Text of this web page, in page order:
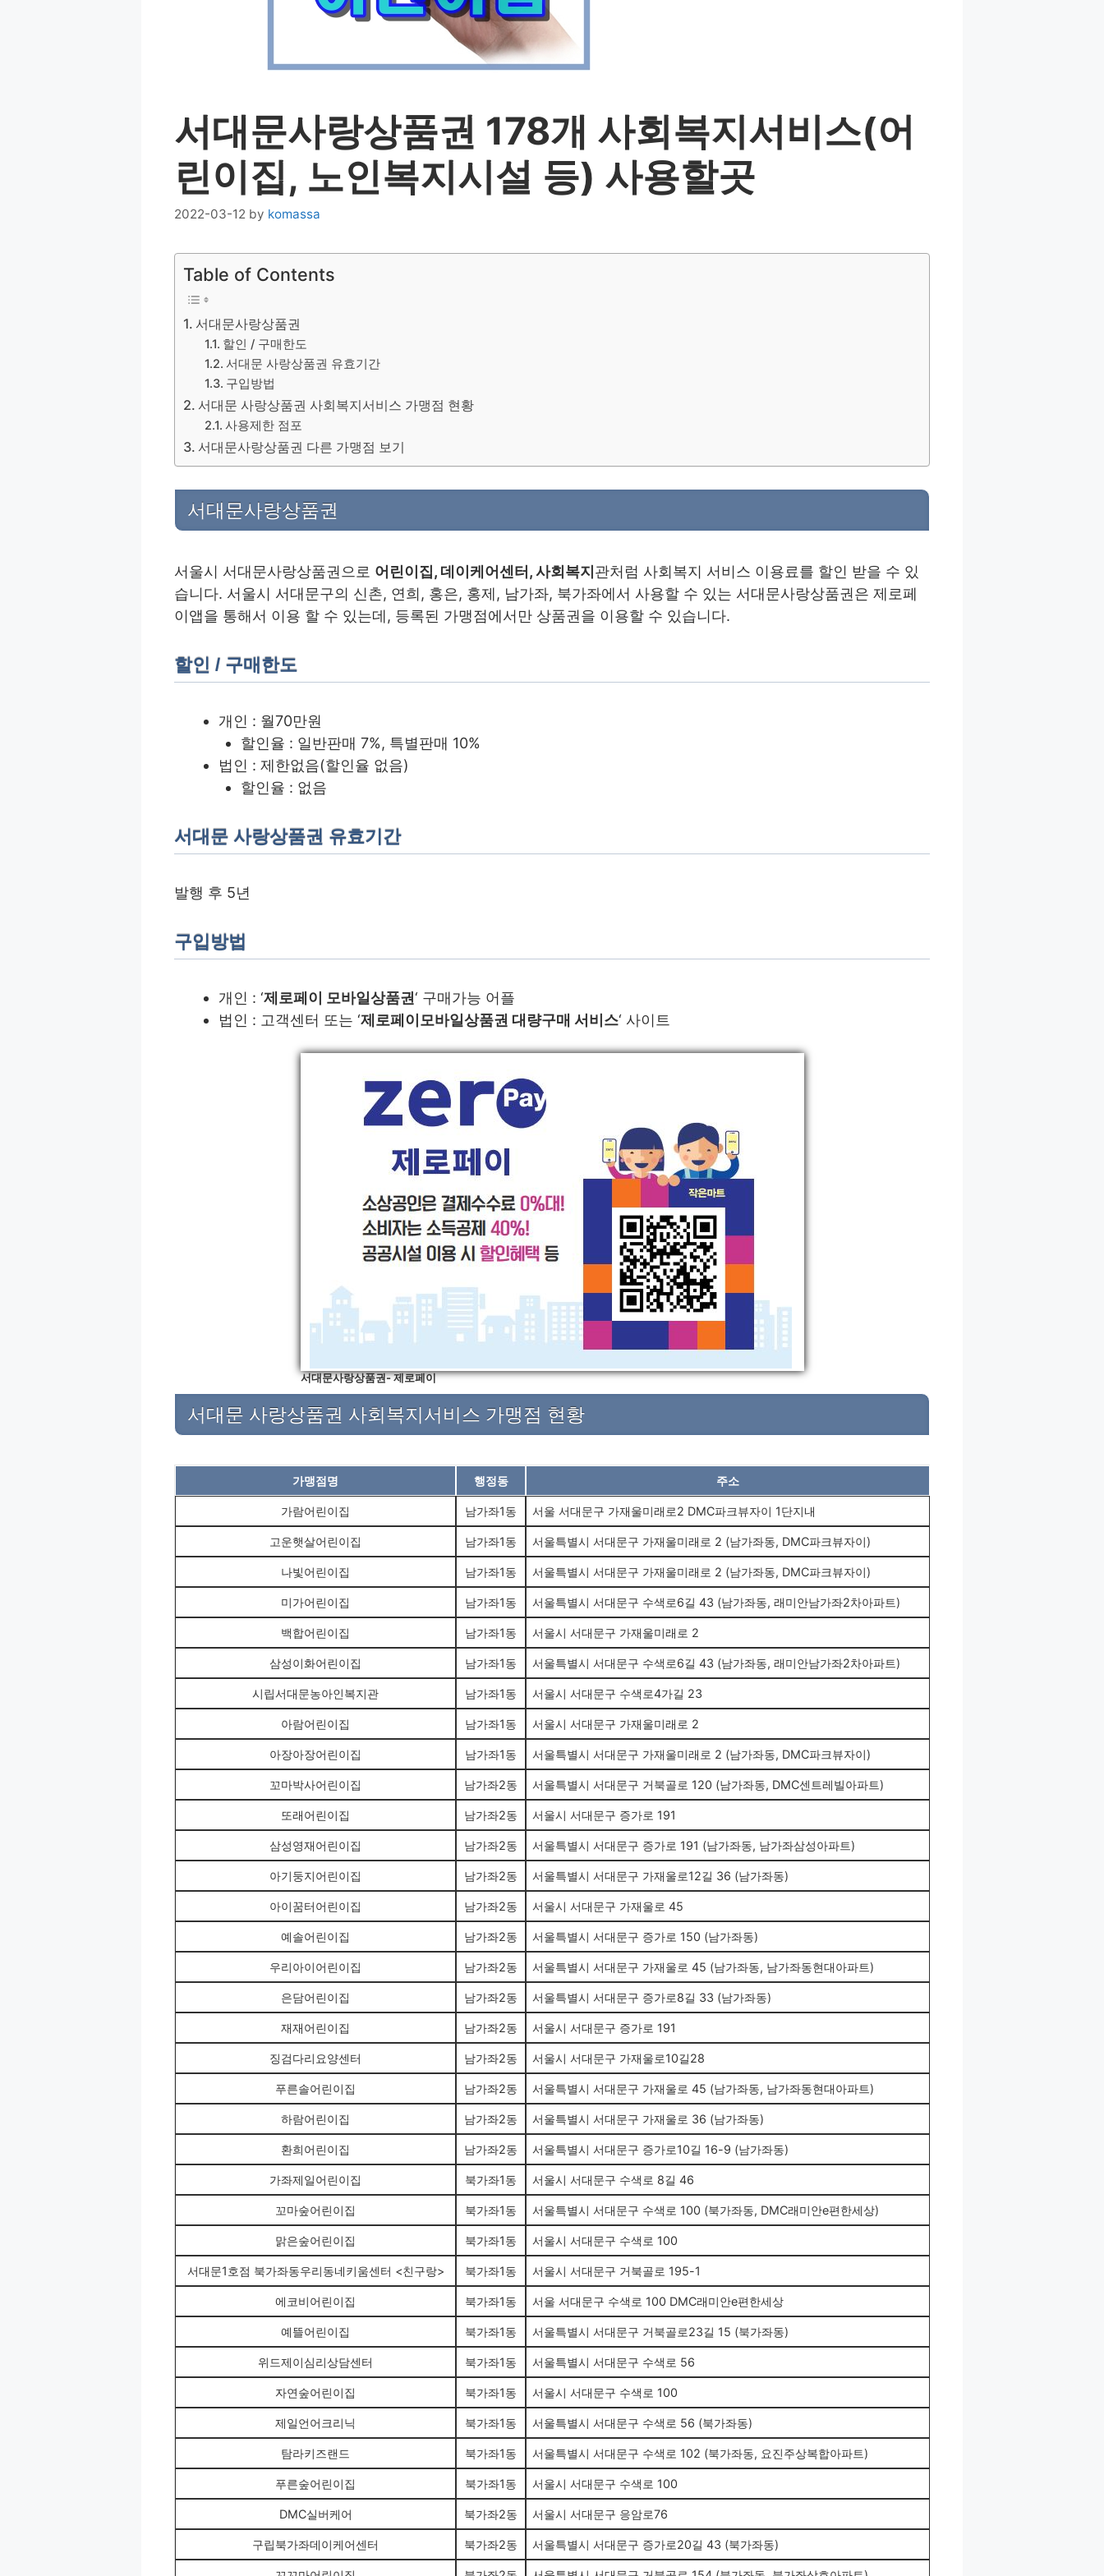
서대문사랑상품권 178개 사회복지서비스(어
린이집, 노인복지시설 등) 사용할곳
2022-03-12 by komassa
Table of Contents
서대문사랑상품권
할인 / 구매한도
서대문 사랑상품권 유효기간
구입방법
서대문 사랑상품권 사회복지서비스 가맹점 현황
사용제한 점포
서대문사랑상품권 다른 가맹점 보기
서대문사랑상품권
서울시 서대문사랑상품권으로 어린이집, 데이케어센터, 사회복지관처럼 사회복지 서비스 이용료를 할인 받을 수 있
습니다. 서울시 서대문구의 신촌, 연희, 홍은, 홍제, 남가좌, 북가좌에서 사용할 수 있는 서대문사랑상품권은 제로페
이앱을 통해서 이용 할 수 있는데, 등록된 가맹점에서만 상품권을 이용할 수 있습니다.
할인 / 구매한도
개인 : 월70만원
할인율 : 일반판매 7%, 특별판매 10%
법인 : 제한없음(할인율 없음)
할인율 : 없음
서대문 사랑상품권 유효기간
발행 후 5년
구입방법
개인 : ‘제로페이 모바일상품권‘ 구매가능 어플
​법인 : 고객센터 또는 ‘제로페이모바일상품권 대량구매 서비스‘ 사이트
서대문사랑상품권- 제로페이
서대문 사랑상품권 사회복지서비스 가맹점 현황
가맹점명 행정동 주소
가람어린이집 남가좌1동 서울 서대문구 가재울미래로2 DMC파크뷰자이 1단지내
고운햇살어린이집 남가좌1동 서울특별시 서대문구 가재울미래로 2 (남가좌동, DMC파크뷰자이)
나빛어린이집 남가좌1동 서울특별시 서대문구 가재울미래로 2 (남가좌동, DMC파크뷰자이)
미가어린이집 남가좌1동 서울특별시 서대문구 수색로6길 43 (남가좌동, 래미안남가좌2차아파트)
백합어린이집 남가좌1동 서울시 서대문구 가재울미래로 2
삼성이화어린이집 남가좌1동 서울특별시 서대문구 수색로6길 43 (남가좌동, 래미안남가좌2차아파트)
시립서대문농아인복지관 남가좌1동 서울시 서대문구 수색로4가길 23
아람어린이집 남가좌1동 서울시 서대문구 가재울미래로 2
아장아장어린이집 남가좌1동 서울특별시 서대문구 가재울미래로 2 (남가좌동, DMC파크뷰자이)
꼬마박사어린이집 남가좌2동 서울특별시 서대문구 거북골로 120 (남가좌동, DMC센트레빌아파트)
또래어린이집 남가좌2동 서울시 서대문구 증가로 191
삼성영재어린이집 남가좌2동 서울특별시 서대문구 증가로 191 (남가좌동, 남가좌삼성아파트)
아기둥지어린이집 남가좌2동 서울특별시 서대문구 가재울로12길 36 (남가좌동)
아이꿈터어린이집 남가좌2동 서울시 서대문구 가재울로 45
예솔어린이집 남가좌2동 서울특별시 서대문구 증가로 150 (남가좌동)
우리아이어린이집 남가좌2동 서울특별시 서대문구 가재울로 45 (남가좌동, 남가좌동현대아파트)
은담어린이집 남가좌2동 서울특별시 서대문구 증가로8길 33 (남가좌동)
재재어린이집 남가좌2동 서울시 서대문구 증가로 191
징검다리요양센터 남가좌2동 서울시 서대문구 가재울로10길28
푸른솔어린이집 남가좌2동 서울특별시 서대문구 가재울로 45 (남가좌동, 남가좌동현대아파트)
하람어린이집 남가좌2동 서울특별시 서대문구 가재울로 36 (남가좌동)
환희어린이집 남가좌2동 서울특별시 서대문구 증가로10길 16-9 (남가좌동)
가좌제일어린이집 북가좌1동 서울시 서대문구 수색로 8길 46
꼬마숲어린이집 북가좌1동 서울특별시 서대문구 수색로 100 (북가좌동, DMC래미안e편한세상)
맑은숲어린이집 북가좌1동 서울시 서대문구 수색로 100
서대문1호점 북가좌동우리동네키움센터 <친구랑> 북가좌1동 서울시 서대문구 거북골로 195-1
에코비어린이집 북가좌1동 서울 서대문구 수색로 100 DMC래미안e편한세상
예뜰어린이집 북가좌1동 서울특별시 서대문구 거북골로23길 15 (북가좌동)
위드제이심리상담센터 북가좌1동 서울특별시 서대문구 수색로 56
자연숲어린이집 북가좌1동 서울시 서대문구 수색로 100
제일언어크리닉 북가좌1동 서울특별시 서대문구 수색로 56 (북가좌동)
탐라키즈랜드 북가좌1동 서울특별시 서대문구 수색로 102 (북가좌동, 요진주상복합아파트)
푸른숲어린이집 북가좌1동 서울시 서대문구 수색로 100
DMC실버케어 북가좌2동 서울시 서대문구 응암로76
구립북가좌데이케어센터 북가좌2동 서울특별시 서대문구 증가로20길 43 (북가좌동)